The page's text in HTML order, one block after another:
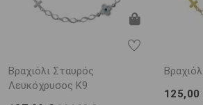
Βραχιόλι Σταυρός
Λευκόχρυσος Κ9